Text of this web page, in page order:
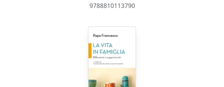
9788810113790